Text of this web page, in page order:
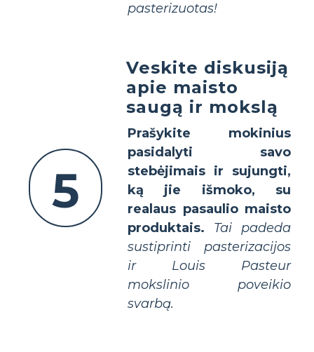
pasterizuotas!
5
Veskite diskusiją
apie maisto
saugą ir mokslą
Prašykite mokinius
pasidalyti savo
stebėjimais ir sujungti,
ką jie išmoko, su
realaus pasaulio maisto
produktais.
Tai padeda
sustiprinti pasterizacijos
ir Louis Pasteur
mokslinio poveikio
svarbą.